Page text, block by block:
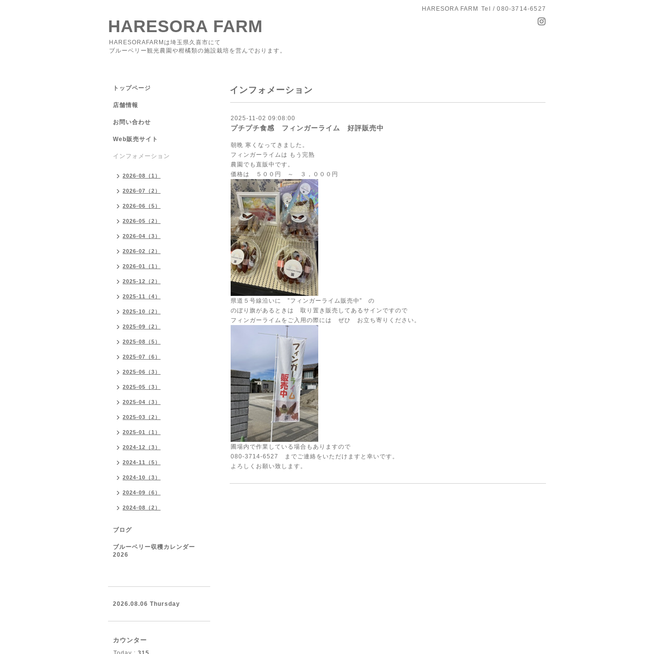
HARESORA FARM Tel / 080-3714-6527
HARESORA FARM
HARESORAFARMは埼玉県久喜市にて
ブルーベリー観光農園や柑橘類の施設栽培を営んでおります。
インフォメーション
2025-11-02 09:08:00
プチプチ食感 フィンガーライム 好評販売中
朝晩 寒くなってきました。
フィンガーライムは もう完熟
農園でも直販中です。
価格は ５００円 ～ ３，０００円
県道５号線沿いに ”フィンガーライム販売中” の
のぼり旗があるときは 取り置き販売してあるサインですので
フィンガーライムをご入用の際には ぜひ お立ち寄りください。
圃場内で作業している場合もありますので
080-3714-6527 までご連絡をいただけますと幸いです。
よろしくお願い致します。
トップページ
店舗情報
お問い合わせ
Web販売サイト
インフォメーション
2026-08（1）
2026-07（2）
2026-06（5）
2026-05（2）
2026-04（3）
2026-02（2）
2026-01（1）
2025-12（2）
2025-11（4）
2025-10（2）
2025-09（2）
2025-08（5）
2025-07（6）
2025-06（3）
2025-05（3）
2025-04（3）
2025-03（2）
2025-01（1）
2024-12（3）
2024-11（5）
2024-10（3）
2024-09（6）
2024-08（2）
ブログ
ブルーベリー収穫カレンダー
2026
2026.08.06 Thursday
カウンター